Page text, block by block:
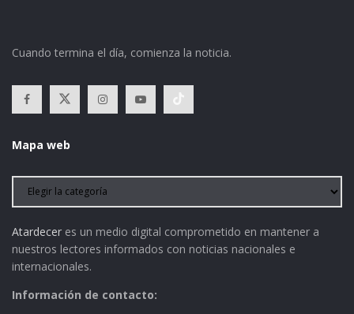
Cuando termina el día, comienza la noticia.
Mapa web
Atardecer es un medio digital comprometido en mantener a
nuestros lectores informados con noticias nacionales e
internacionales.
Información de contacto: